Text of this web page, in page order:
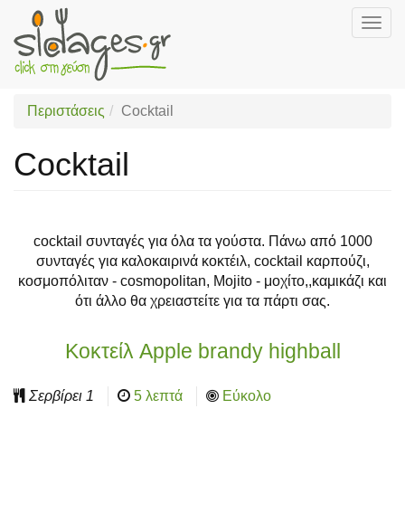
Skip
mainΠεριστάσεις Cocktail
Cocktail
cocktail συνταγές για όλα τα γούστα. Πάνω από 1000
συνταγές για καλοκαιρινά κοκτέιλ, cocktail καρπούζι,
κοσμοπόλιταν - cosmopolitan, Mojito - μοχίτο,,καμικάζι και
ότι άλλο θα χρειαστείτε για τα πάρτι σας.
Κοκτείλ Apple brandy highball
Σερβίρει 1 5 λεπτά Εύκολο